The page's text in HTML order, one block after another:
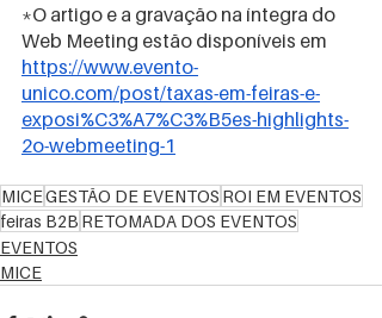
*O artigo e a gravação na íntegra do
Web Meeting estão disponíveis em
https://www.evento-
unico.com/post/taxas-em-feiras-e-
exposi%C3%A7%C3%B5es-highlights-
2o-webmeeting-1
MICEGESTÃO DE EVENTOS ROI EM EVENTOS
feiras B2B RETOMADA DOS EVENTOS
EVENTOS
MICE